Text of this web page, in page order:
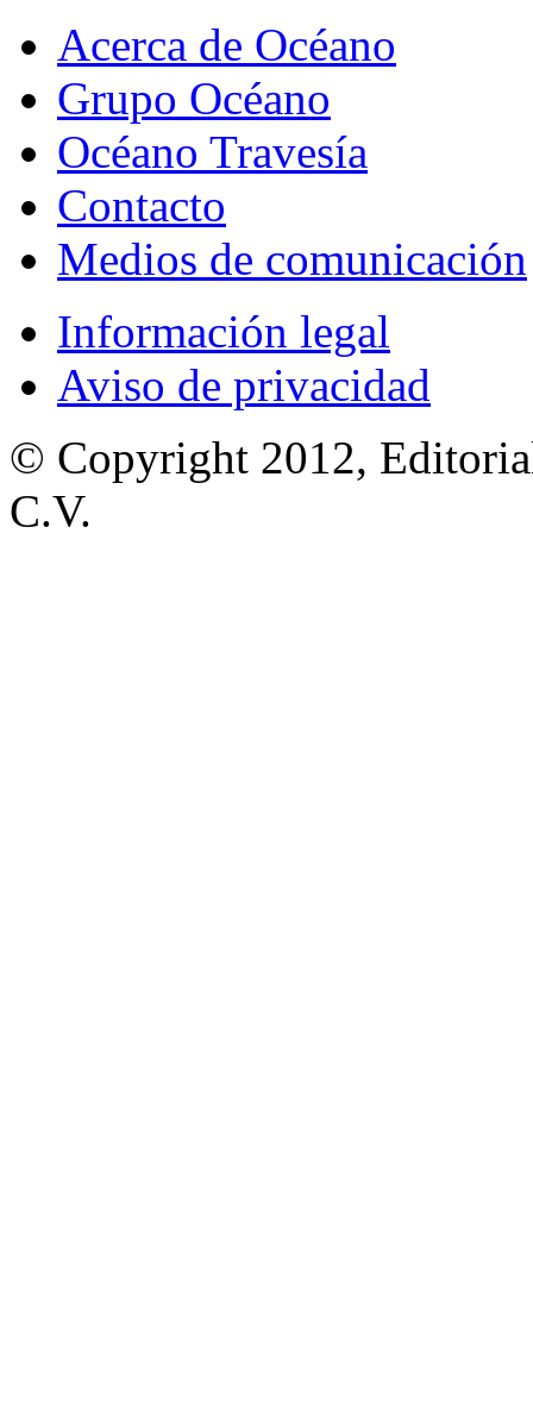
Acerca de Océano
Grupo Océano
Océano Travesía
Contacto
Medios de comunicación
Información legal
Aviso de privacidad
© Copyright 2012,
C.V.